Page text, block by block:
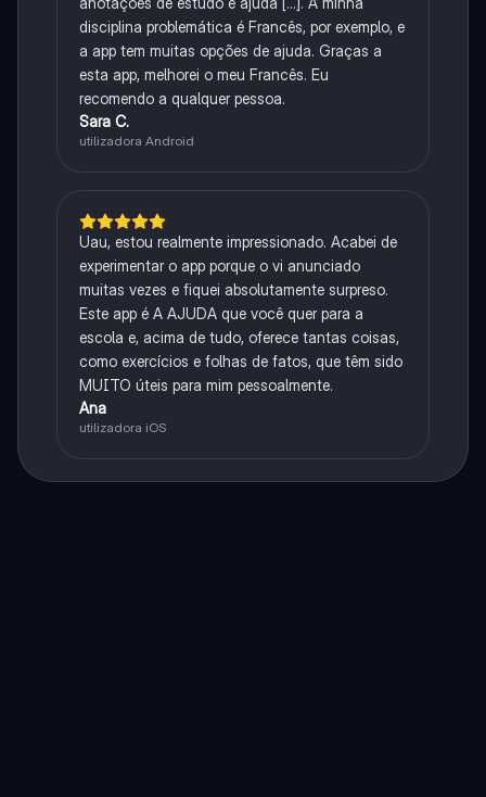
disciplina problemática é Francês, por exemplo, e
a app tem muitas opções de ajuda. Graças a
esta app, melhorei o meu Francês. Eu
recomendo a qualquer pessoa.
Sara C.
utilizadora Android
Uau, estou realmente impressionado. Acabei de
experimentar o app porque o vi anunciado
muitas vezes e fiquei absolutamente surpreso.
Este app é A AJUDA que você quer para a
escola e, acima de tudo, oferece tantas coisas,
como exercícios e folhas de fatos, que têm sido
MUITO úteis para mim pessoalmente.
Ana
utilizadora iOS